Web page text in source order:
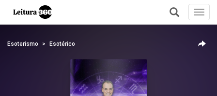
+
Esoterismo Esotérico